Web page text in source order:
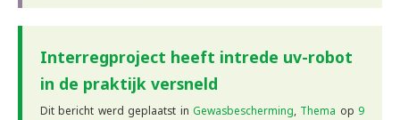
Interregproject heeft intrede uv-robot
in de praktijk versneld
Dit bericht werd geplaatst in Gewasbescherming, Thema op 9